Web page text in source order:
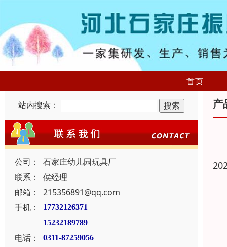
首页
站内搜索：
公司：
石家庄幼儿园玩具厂
联系：
侯经理
邮箱：
215356891@qq.com
手机：
17732126371
15232189789
电话： 0311-87259056
产